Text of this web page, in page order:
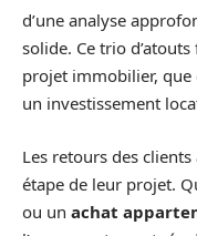
d’une analyse
solide. Ce trio
projet immobilier, que
un investissement
Les retours des
étape de leur projet.
ou un achat